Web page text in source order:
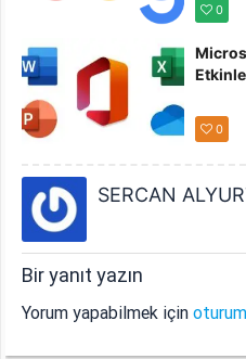
0
0
SERCAN
Bir yanıt yazın
Yorum yapabilmek içinoturum